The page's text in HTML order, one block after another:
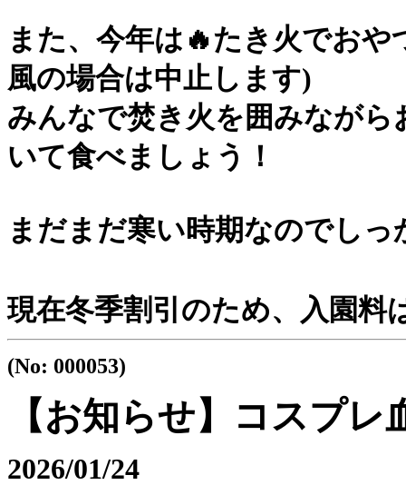
また、今年は🔥たき火でお
風の場合は中止します)
みんなで焚き火を囲みなが
いて食べましょう！
まだまだ寒い時期なのでし
現在冬季割引のため、入園料
(No: 000053)
【お知らせ】コスプレ
2026/01/24